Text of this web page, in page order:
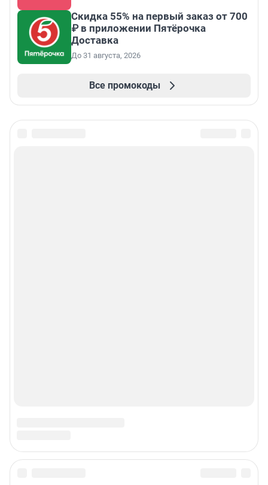
Скидка 55% на первый заказ от 700
₽ в приложении Пятёрочка
Доставка
До 31 августа, 2026
Все промокоды